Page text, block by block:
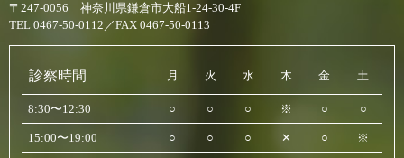
〒247-0056 神奈川県鎌倉市大船1-24-30-4F
TEL 0467-50-0112／FAX 0467-50-0113
診察時間 月 火 水 木 金 土
8:30〜12:30 ○ ○ ○ ※ ○ ○
15:00〜19:00 ○ ○ ○ ✕ ○ ※